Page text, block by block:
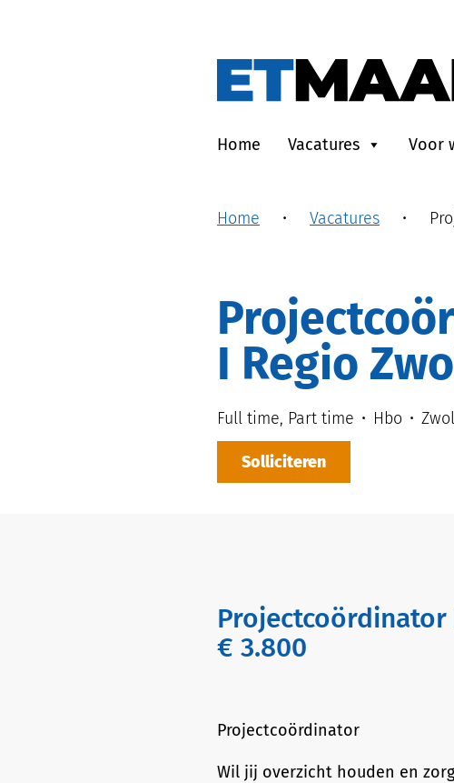
Home Vacatures Voor
Home • Vacatures •
Projectcoördinator I Energietransitie
I Regio
Full time, Part time Hbo
Solliciteren
Projectcoördinator I Energietransitie I Regio Zwolle I € 3.200 –
€ 3.800
Projectcoördinator
Wil jij overzicht houden en